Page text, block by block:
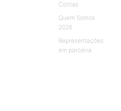
Contas
Quem Somos
2026
Representações
em parceria